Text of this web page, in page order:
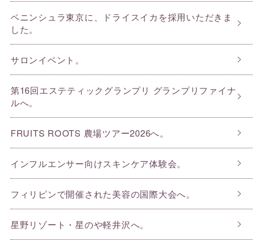
ペニンシュラ東京に、ドライスイカを採用いただきま
した。
サロンイベント。
第16回エステティックグランプリ グランプリファイナ
ルへ。
FRUITS ROOTS 農場ツアー2026へ。
インフルエンサー向けスキンケア体験会。
フィリピンで開催された美容の国際大会へ。
星野リゾート・星のや軽井沢へ。